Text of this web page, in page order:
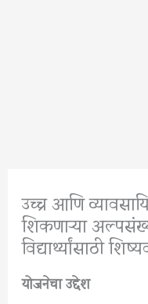
उच्च आणि
शिकणाऱ्या
विद्यार्थ्यांसाठी
योजनेचा उद्देश